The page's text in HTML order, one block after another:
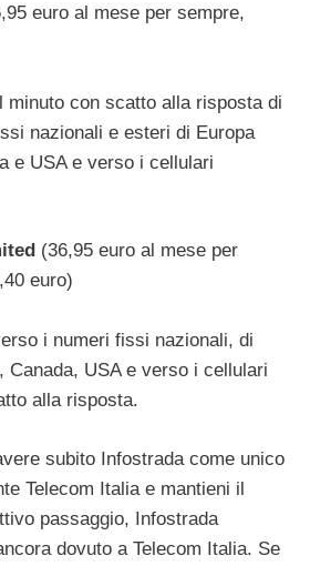
euro al mese per sempre,
minuto con scatto alla risposta di
nazionali e esteri di Europa
e USA e verso i cellulari
(36,95 euro al mese per
euro)
i numeri fissi nazionali, di
Canada, USA e verso i cellulari
alla risposta.
subito Infostrada come unico
Telecom Italia e mantieni il
passaggio, Infostrada
dovuto a Telecom Italia. Se